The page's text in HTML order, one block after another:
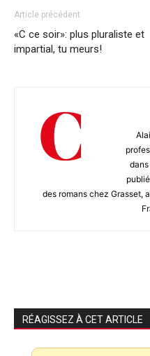
Article précédent
«C ce soir»: plus pluraliste et
impartial, tu meurs!
des romans chez Grasset,
RÉAGISSEZ À CET ARTICLE